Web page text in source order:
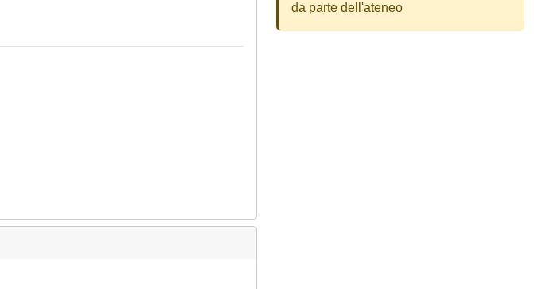
da parte dell'ateneo